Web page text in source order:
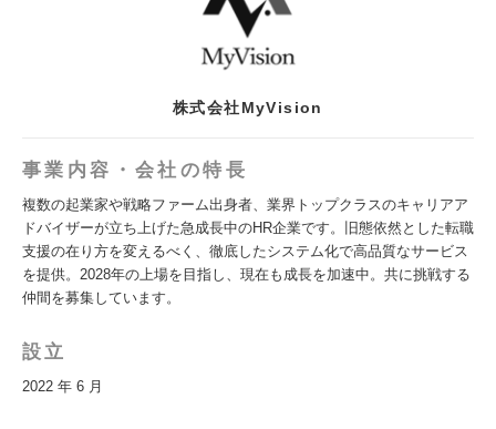
株式会社MyVision
事業内容・会社の特長
複数の起業家や戦略ファーム出身者、業界トップクラスのキャリアア
ドバイザーが立ち上げた急成長中のHR企業です。旧態依然とした転職
支援の在り方を変えるべく、徹底したシステム化で高品質なサービス
を提供。2028年の上場を目指し、現在も成長を加速中。共に挑戦する
仲間を募集しています。
設立
2022 年 6 月